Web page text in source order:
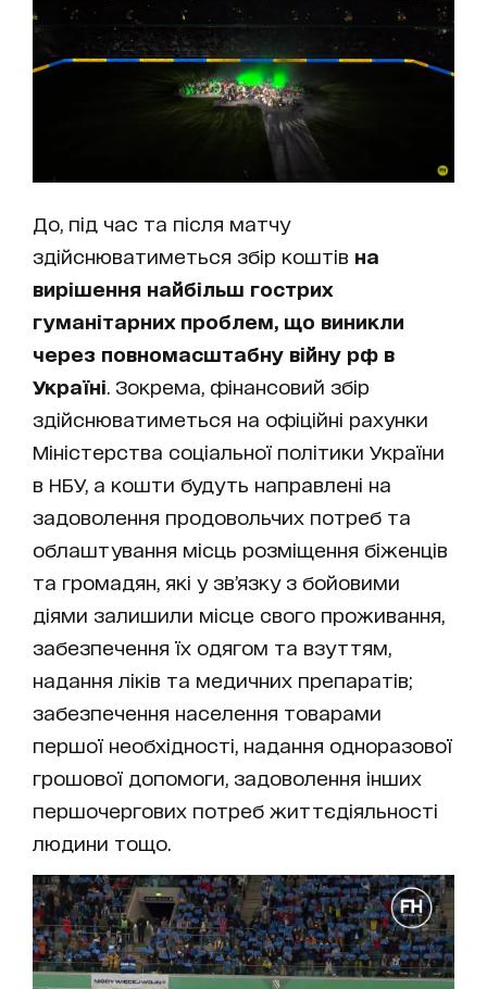
До, під час та після матчу
здійснюватиметься збір коштів на
вирішення найбільш гострих
гуманітарних проблем, що виникли
через повномасштабну війну рф в
Україні . Зокрема, фінансовий збір
здійснюватиметься на офіційні рахунки
Міністерства соціальної політики України
в НБУ, а кошти будуть направлені на
задоволення продовольчих потреб та
облаштування місць розміщення біженців
та громадян, які у зв’язку з бойовими
діями залишили місце свого проживання,
забезпечення їх одягом та взуттям,
надання ліків та медичних препаратів;
забезпечення населення товарами
першої необхідності, надання одноразової
грошової допомоги, задоволення інших
першочергових потреб життєдіяльності
людини тощо.